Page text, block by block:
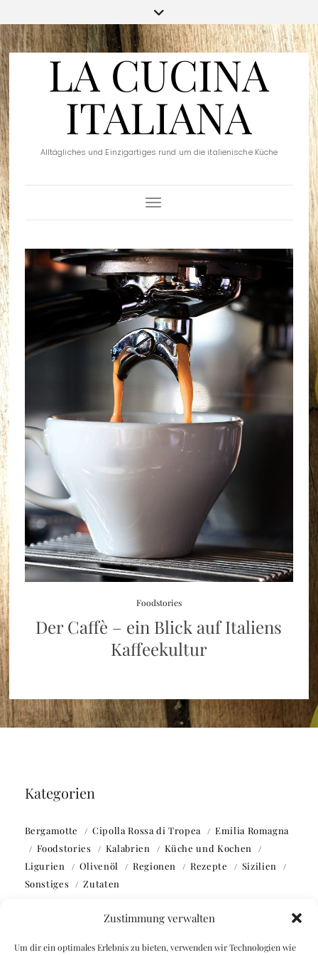
Zustimmung verwalten
Um dir ein optimales Erlebnis zu bieten, verwenden wir Technologien wie
LA CUCINA
ITALIANA
Alltägliches und Einzigartiges rund um die italienische Küche
Toggle Navigation
Foodstories
Der Caffè – ein Blick auf Italiens
Kaffeekultur
Kategorien
Bergamotte Cipolla Rossa di Tropea
Emilia Romagna
Foodstories
Kalabrien
Küche und Kochen
Ligurien
Olivenöl Regionen Rezepte
Sizilien
Sonstiges
Zutaten